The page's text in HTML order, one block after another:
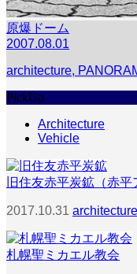
原爆ドーム
2007.08.01
architecture,
PickUp
Architecture
Vehicle
旧住友赤平炭鉱（赤平
2017.10.31 architecture
札幌聖ミカエル教会